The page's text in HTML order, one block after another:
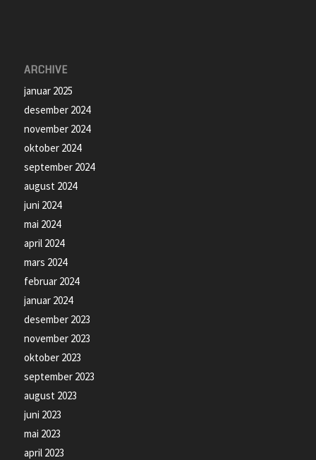
ARCHIVE
januar 2025
desember 2024
november 2024
oktober 2024
september 2024
august 2024
juni 2024
mai 2024
april 2024
mars 2024
februar 2024
januar 2024
desember 2023
november 2023
oktober 2023
september 2023
august 2023
juni 2023
mai 2023
april 2023